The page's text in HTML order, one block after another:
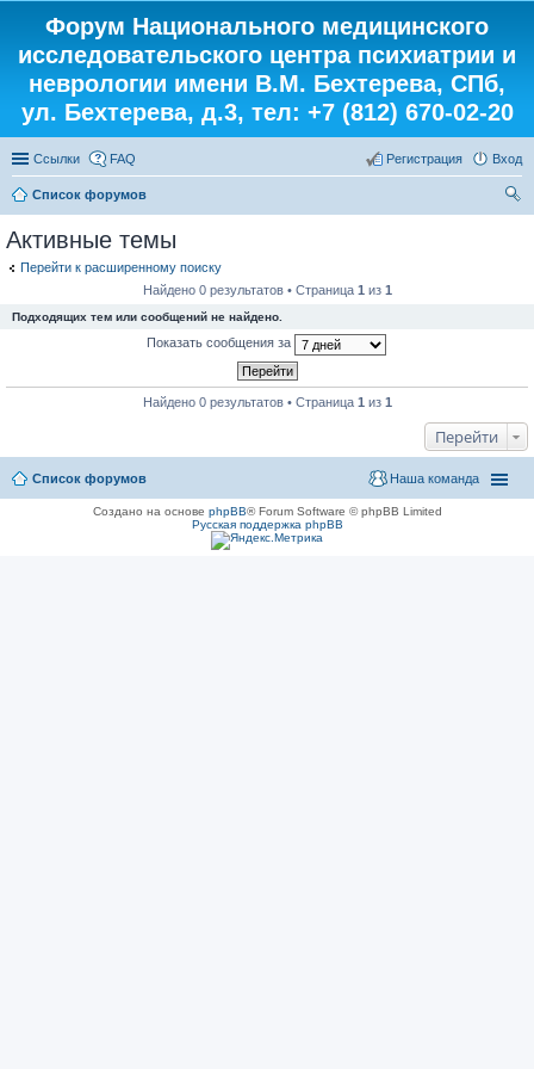
Форум Национального медицинского
исследовательского центра психиатрии и
неврологии имени В.М. Бехтерева, СПб,
ул. Бехтерева, д.3, тел: +7 (812) 670-02-20
Ссылки FAQ Вход
Регистрация
Список форумов
Активные темы
Перейти к расширенному поиску
Найдено 0 результатов • Страница 1 из 1
Подходящих тем или сообщений не найдено.
Показать сообщения за
Найдено 0 результатов • Страница 1 из 1
Перейти
Список форумов Наша команда
Создано на основе phpBB® Forum Software © phpBB Limited
Русская поддержка phpBB